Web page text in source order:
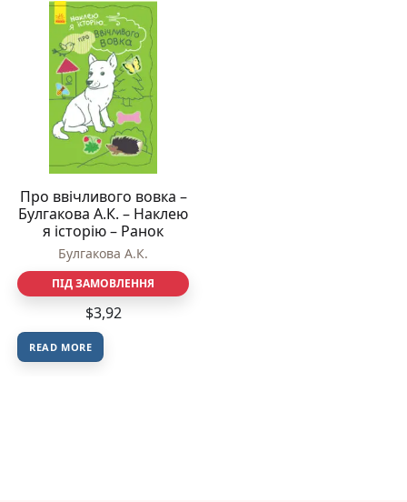
Про ввічливого вовка –
Булгакова А.К. – Наклею
я історію – Ранок
Булгакова А.К.
ПІД ЗАМОВЛЕННЯ
$3,92
READ MORE